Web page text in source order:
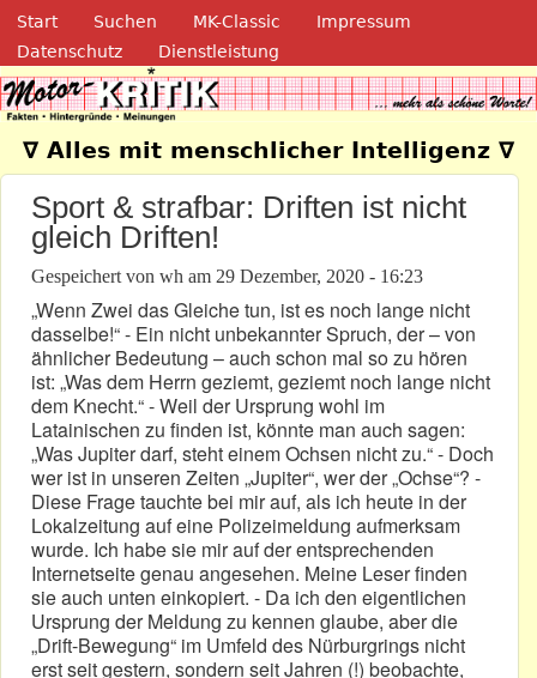
Direkt zum Inhalt
Navigation
Start Suchen MK-Classic
Impressum
Datenschutz
Dienstleistung
Motor-Kritik.de
∇ Alles mit menschlicher Intelligenz ∇
Sport & strafbar: Driften ist nicht
gleich Driften!
Gespeichert von wh am 29 Dezember, 2020 - 16:23
„Wenn Zwei das Gleiche tun, ist es noch lange nicht
dasselbe!“ - Ein nicht unbekannter Spruch, der – von
ähnlicher Bedeutung – auch schon mal so zu hören
ist: „Was dem Herrn geziemt, geziemt noch lange nicht
dem Knecht.“ - Weil der Ursprung wohl im
Latainischen zu finden ist, könnte man auch sagen:
„Was Jupiter darf, steht einem Ochsen nicht zu.“ - Doch
wer ist in unseren Zeiten „Jupiter“, wer der „Ochse“? -
Diese Frage tauchte bei mir auf, als ich heute in der
Lokalzeitung auf eine Polizeimeldung aufmerksam
wurde. Ich habe sie mir auf der entsprechenden
Internetseite genau angesehen. Meine Leser finden
sie auch unten einkopiert. - Da ich den eigentlichen
Ursprung der Meldung zu kennen glaube, aber die
„Drift-Bewegung“ im Umfeld des Nürburgrings nicht
erst seit gestern, sondern seit Jahren (!) beobachte,